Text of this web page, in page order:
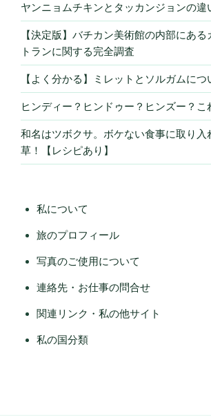
ヤンニョムチキンとタッカンジョンの違
【決定版】バチカン美術館の内部にある
トランに関する完全調査
【よく分かる】ミレットとソルガムにつ
ヒンディー？ヒンドゥー？ヒンズー？こ
和名はツボクサ。ボケない食事に取り入
草！【レシピあり】
私について
旅のプロフィール
写真のご使用について
連絡先・お仕事の問合せ
関連リンク・私の他サイト
私の国分類